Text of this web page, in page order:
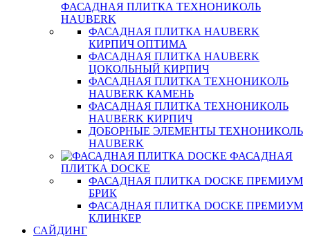
ФАСАДНАЯ ПЛИТКА ТЕХНОНИКОЛЬ
HAUBERK
ФАСАДНАЯ ПЛИТКА HAUBERK
КИРПИЧ ОПТИМА
ФАСАДНАЯ ПЛИТКА HAUBERK
ЦОКОЛЬНЫЙ КИРПИЧ
ФАСАДНАЯ ПЛИТКА ТЕХНОНИКОЛЬ
HAUBERK КАМЕНЬ
ФАСАДНАЯ ПЛИТКА ТЕХНОНИКОЛЬ
HAUBERK КИРПИЧ
ДОБОРНЫЕ ЭЛЕМЕНТЫ ТЕХНОНИКОЛЬ
HAUBERK
ФАСАДНАЯ
ПЛИТКА DOCKE
ФАСАДНАЯ ПЛИТКА DOCKE ПРЕМИУМ
БРИК
ФАСАДНАЯ ПЛИТКА DOCKE ПРЕМИУМ
КЛИНКЕР
САЙДИНГ